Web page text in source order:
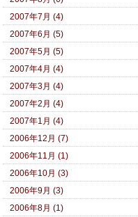
2007年7月 (4)
2007年6月 (5)
2007年5月 (5)
2007年4月 (4)
2007年3月 (4)
2007年2月 (4)
2007年1月 (4)
2006年12月 (7)
2006年11月 (1)
2006年10月 (3)
2006年9月 (3)
2006年8月 (1)